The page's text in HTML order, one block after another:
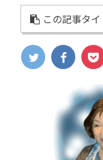
この記事タ